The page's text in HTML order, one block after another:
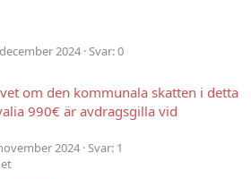
2024 Svar: 0
om den kommunala skatten i detta
990€ är avdragsgilla vid
2024 Svar: 1